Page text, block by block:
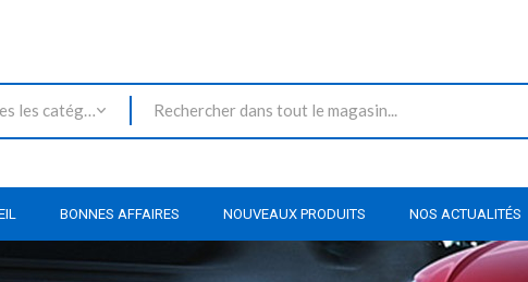
Toutes les catégories
BONNES AFFAIRES NOUVEAUX PRODUITS NOS ACTUALITÉS